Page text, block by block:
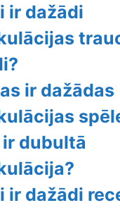
ir dažādi
ir dažādas
ir dubultā
ir dažādi